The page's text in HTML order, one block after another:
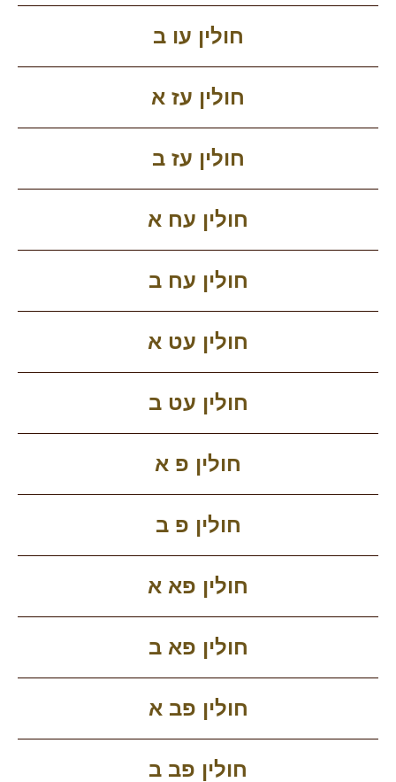
חולין עו ב
חולין עז א
חולין עז ב
חולין עח א
חולין עח ב
חולין עט א
חולין עט ב
חולין פ א
חולין פ ב
חולין פא א
חולין פא ב
חולין פב א
חולין פב ב